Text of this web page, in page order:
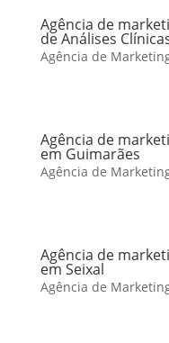
Agência de
de Análises
Agência de
Agência de
em Guimarães
Agência de
Agência de
em Seixal
Agência de